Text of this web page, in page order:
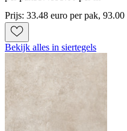
Prijs: 33.48 euro per pak, 93.00
Bekijk alles in siertegels